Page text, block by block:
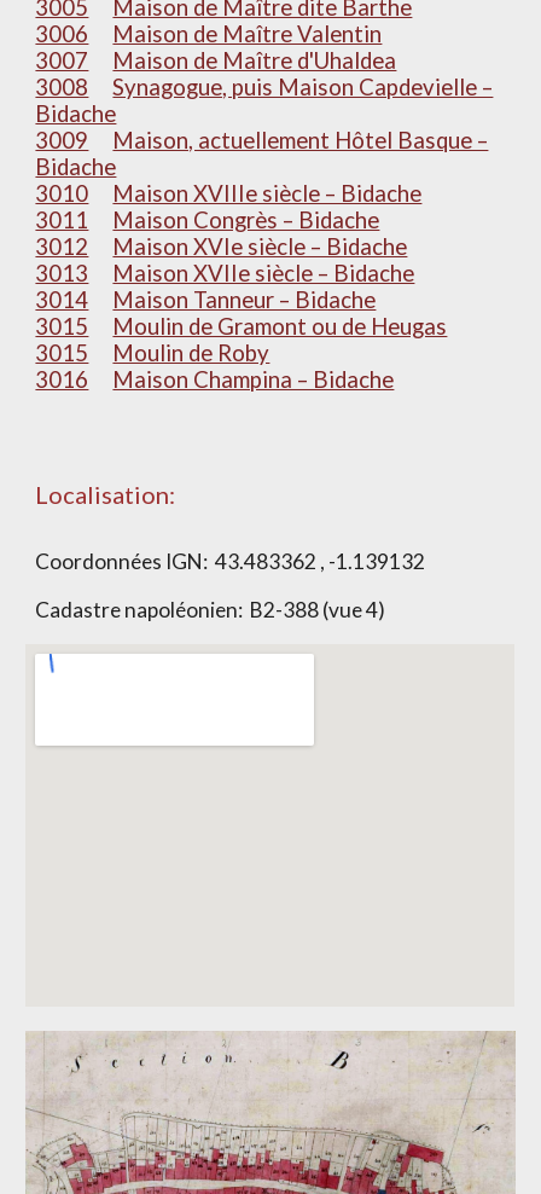
3005
Maison de Maître dite Barthe
3006
Maison de Maître Valentin
3007
Maison de Maître d'Uhaldea
3008
Synagogue, puis Maison Capdevielle –
Bidache
3009
Maison, actuellement Hôtel Basque –
Bidache
3010
Maison XVIIIe siècle – Bidache
3011
Maison Congrès – Bidache
3012
Maison XVIe siècle – Bidache
3013
Maison XVIIe siècle – Bidache
3014
Maison Tanneur – Bidache
3015
Moulin de Gramont ou de Heugas
3015
Moulin de Roby
3016
Maison Champina – Bidache
Localisation:
Coordonnées IGN:43.483362 , -1.139132
Cadastre napoléonien: B2-388 (vue 4)